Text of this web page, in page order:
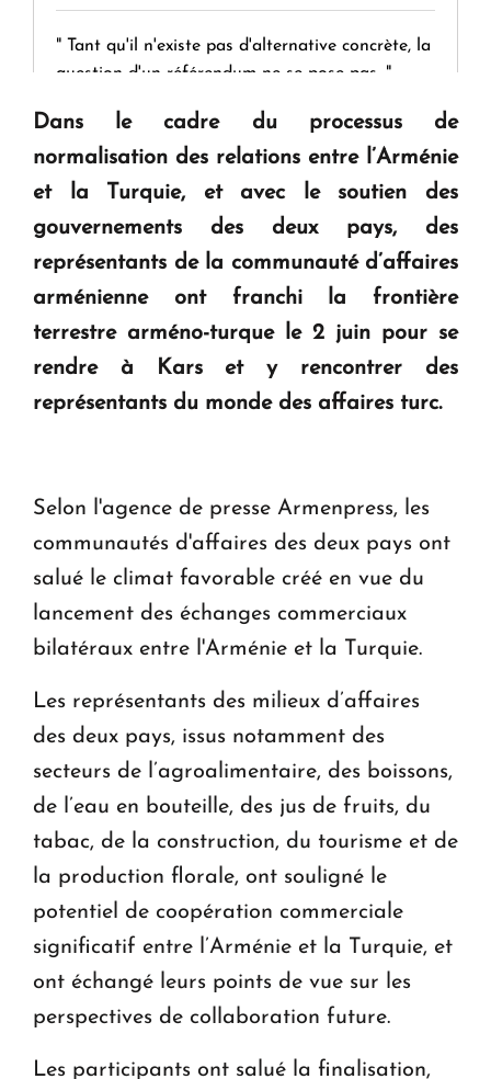
" Tant qu'il n'existe pas d'alternative concrète, la
question d'un référendum ne se pose pas. "
KASA : 30 ans d'audace, de résilience et d'avenir
Le premier hôtel Hyatt Regency d'Arménie
ouvrira ses portes à Dilijan
Dans le cadre du processus de
normalisation des relations entre l’Arménie
et la Turquie, et avec le soutien des
gouvernements des deux pays, des
représentants de la communauté d’affaires
arménienne ont franchi la frontière
terrestre arméno-turque le 2 juin pour se
rendre à Kars et y rencontrer des
représentants du monde des affaires turc.
Selon l'agence de presse Armenpress, les
communautés d'affaires des deux pays ont
salué le climat favorable créé en vue du
lancement des échanges commerciaux
bilatéraux entre l'Arménie et la Turquie.
Les représentants des milieux d’affaires
des deux pays, issus notamment des
secteurs de l’agroalimentaire, des boissons,
de l’eau en bouteille, des jus de fruits, du
tabac, de la construction, du tourisme et de
la production florale, ont souligné le
potentiel de coopération commerciale
significatif entre l’Arménie et la Turquie, et
ont échangé leurs points de vue sur les
perspectives de collaboration future.
Les participants ont salué la finalisation,